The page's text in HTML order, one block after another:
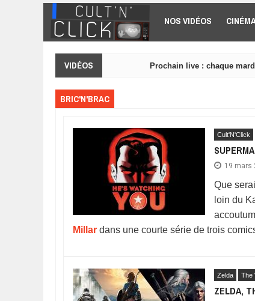
Aller au contenu principal
NOS VIDÉOS
VIDÉOS Prochain live : chaque
BRIC'N'BRAC
Cult'N'Click
19 mars
Que
loin du
Millar dans une courte série de trois
Zelda The
ZELDA,